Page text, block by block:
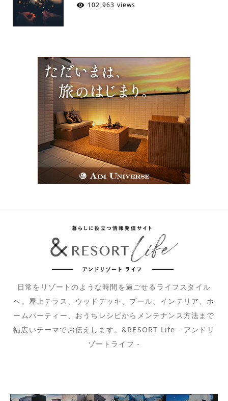
102,963 views
日常をリゾートのような時間を過ごせるライフスタイル
へ。屋上テラス、ウッドデッキ、プール、インテリア、ホ
ームパーティー、おうちレシピからメンテナンス方法まで
幅広いテーマでお伝えします。&RESORT Life - アンドリ
ゾートライフ -